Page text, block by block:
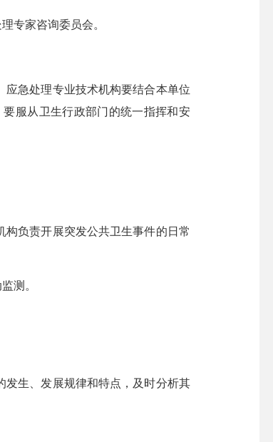
专家咨询委员会。
急处理专业技术机构要结合本单位
服从卫生行政部门的统一指挥和安
负责开展突发公共卫生事件的日常
测。
生、发展规律和特点，及时分析其